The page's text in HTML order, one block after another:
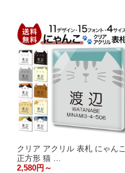
クリア アクリル 表札 にゃんこ
正方形 猫 …
2,580円～